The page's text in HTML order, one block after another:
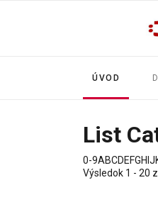
ÚVOD
List
0-9ABCDEFGH J
Výsledok 1 - 20